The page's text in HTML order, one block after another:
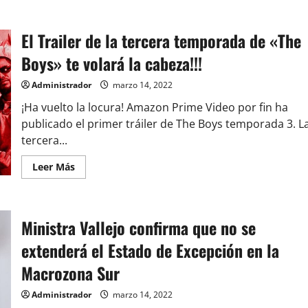
El Trailer de la tercera temporada de «The
Boys» te volará la cabeza!!!
Administrador marzo 14, 2022
¡Ha vuelto la locura! Amazon Prime Video por fin ha
publicado el primer tráiler de The Boys temporada 3.
tercera...
Leer MásLeer
más
de
la
tercera
temporada
de
«The
Boys»
te
volará
Ministra Vallejo confirma que no se
extenderá el Estado de Excepción en la
Macrozona Sur
Administrador marzo 14, 2022